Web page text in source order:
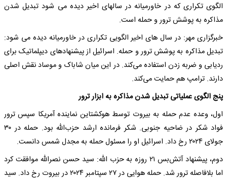
الگوی تکراری که در خاورمیانه در سالهای اخیر دیده می شود تبدیل شدن
مذاکره به پوشش ترور و حمله است.
خبرگزاری مهر: در سال های اخیر الگویی تکراری در خاورمیانه دیده می شود:
تبدیل مذاکره به پوشش ترور و حمله. اسرائیل از پیشنهادهای دیپلماتیک برای
ردیابی و ضربه زدن استفاده می‌کند. در این میان شاباک و موساد نقش اصلی
دارند. ترامپ هم حمایت می‌کند.
پنج الگوی عملیاتی تبدیل شدن مذاکره به ابزار ترور
اول، وعده عدم حمله به بیروت توسط هوکشتاین نماینده آمریکا سپس ترور
فواد شکر در ضاحیه جنوبی. شکر فرمانده ارشد حزب‌الله بود. حمله در ۳۰
جولای ۲۰۲۴ رخ داد. اسرائیل او را مسئول حمله به مجدل شمس دانست.
دوم، پیشنهاد آتش‌بس ۲۱ روزه به حزب الله: سید حسن نصرالله موافقت کرد
اما بلافاصله ترور شد. حمله هوایی در ۲۷ سپتامبر ۲۰۲۴ در بیروت رخ داد. سید